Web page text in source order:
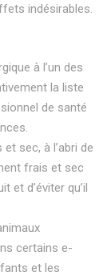
indésirables.
à l’un des
la liste
de santé
sec, à l’abri de
frais et sec
et d’éviter qu’il
certains e-
et les